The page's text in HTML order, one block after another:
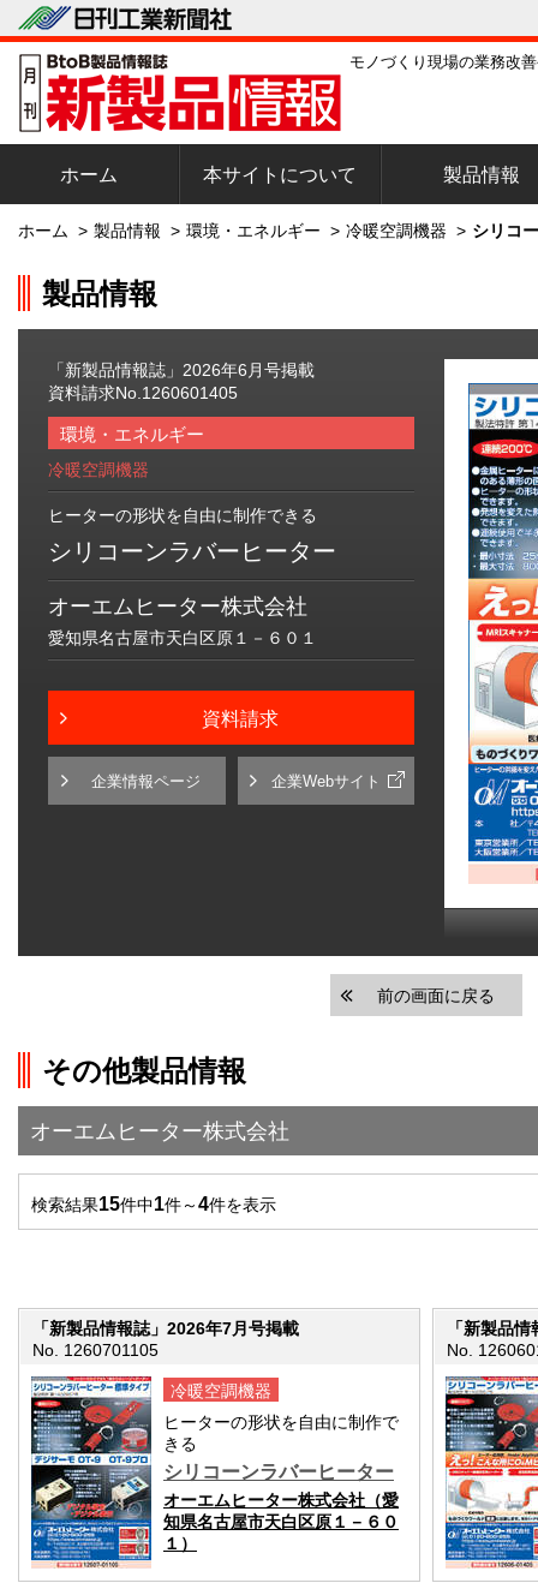
モノづくり現場の業務改
ホーム 本サイトについて 製品情報
ホーム > 製品情報 > 環境・エネルギー > 冷暖空調機器 > シリコ
製品情報
「新製品情報誌」2026年6月号掲載
資料請求No.1260601405
環境・エネルギー
冷暖空調機器
ヒーターの形状を自由に制作できる
シリコーンラバーヒーター
オーエムヒーター株式会社
愛知県名古屋市天白区原１－６０１
資料請求
企業情報ページ 企業Webサイト
前の画面に戻る
その他製品情報
オーエムヒーター株式会社
検索結果15件中1件～4件を表示
「新製品情報誌」2026年7月号掲載
No. 1260701105
冷暖空調機器
ヒーターの形状を自由に制作で
きる
シリコーンラバーヒーター
オーエムヒーター株式会社（愛
知県名古屋市天白区原１－６０
１）
「新製品
No.